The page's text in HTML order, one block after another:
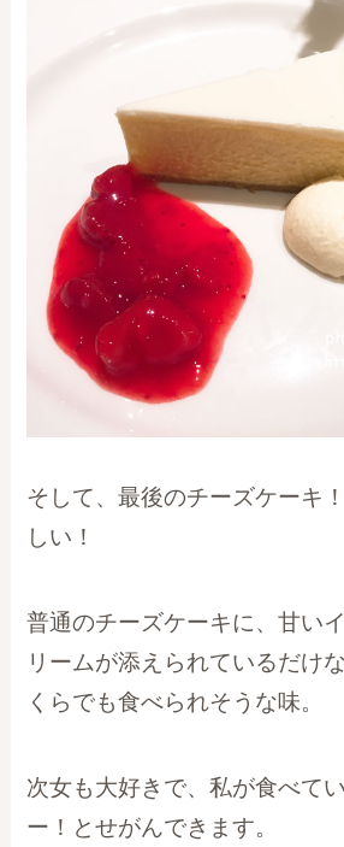
そして、最後のチーズケーキ
しい！
普通のチーズケーキに、甘い
リームが添えられているだけ
くらでも食べられそうな味。
次女も大好きで、私が食べて
ー！とせがんできます。